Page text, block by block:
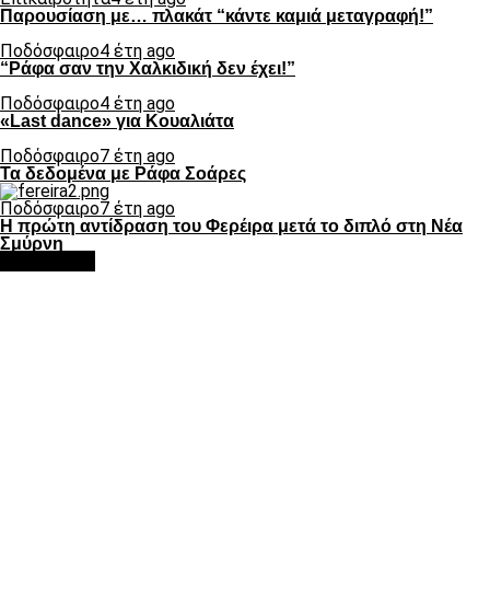
Παρουσίαση με… πλακάτ “κάντε καμιά μεταγραφή!”
Ποδόσφαιρο4 έτη ago
“Ράφα σαν την Χαλκιδική δεν έχει!”
Ποδόσφαιρο4 έτη ago
«Last dance» για Κουαλιάτα
Ποδόσφαιρο7 έτη ago
Τα δεδομένα με Ράφα Σοάρες
Ποδόσφαιρο7 έτη ago
Η πρώτη αντίδραση του Φερέιρα μετά το διπλό στη Νέα
Σμύρνη